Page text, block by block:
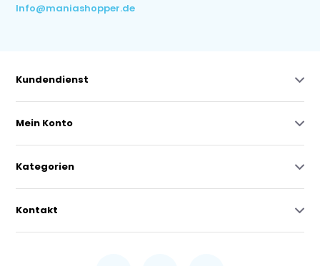
Info@maniashopper.de
Kundendienst
Mein Konto
Kategorien
Kontakt